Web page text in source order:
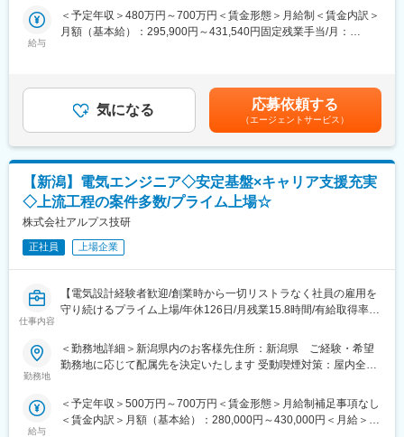
・単なる物売りではなく、顧客の経営課題から逆算して「オペレ
ーションを組み替える」という高難易度な介在価値を武器にした
■ミッション
あなたには、タイミーを活用してクライアントの人手不足・人材
タイミーは1回の稼働ごとに売上が発生する成果報酬型のサービス
であり、1回ごとの利用満足度を上げる取り組みが必要になりま
す。そのため、「売って終わり」ではなく、導入後も常にクライ
アントをサポートし、提案し続ける。
同じクライアントでも、他店舗/事業所（例：新橋店で導入してい
るクライアントに、上野店での導入を推進）への展開や、同じ店
舗/事業所の別職種への導入を通して、さらなる利用の拡大のチャ
ンスを狙っていきます。
売って終わりではなく、顧客の“事業改善”を共に創っていく仕事で
■配属組織
・業界：物流、飲食、小売業界を中心とした企業群
給与
＜予定年収＞480万円～700万円＜賃金形態＞月給制＜賃金内訳＞
月額（基本給）：295,900円～431,540円固定残業手当/月：
想定年収構成：ベース給与＋賞与※対象者のみShort-term Incentive
を追加支給します。※年2回の人事考課にて給与改定あり賃金はあ
くまでも目安の金額であり、選考を通じて上下する可能性があり
ます。月給(月額)は固定手当を含めた表記です。
気になる 応募依頼する
（エージェントサービス）
【新潟】電気エンジニア◇安定基盤×キャリア支援充実
◇上流工程の案件多数/プライム上場☆
株式会社アルプス技研
正社員 上場企業
仕事内容
【電気設計経験者歓迎/創業時から一切リストラなく社員の雇用を
守り続けるプライム上場/年休126日/月残業15.8時間/有給取得率
100％】
ーでの電気・電子分野の上流工程を担当します。ECU、パワート
レイン、画像診断装置、産業用モータなどを対象に、基礎知識を
勤務地
＜勤務地詳細＞新潟県内のお客様先住所：新潟県 ご経験・希望
勤務地に応じて配属先を決定いたします 受動喫煙対策：屋内全面
給与
＜予定年収＞500万円～700万円＜賃金形態＞月給制補足事項なし
＜賃金内訳＞月額（基本給）：280,000円～430,000円＜月給＞